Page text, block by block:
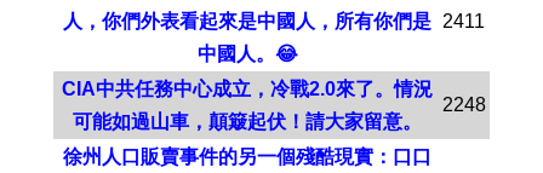
人，你們外表看起來是中國人，所有你們是
中國人。😂
2411
CIA中共任務中心成立，冷戰2.0來了。情況
可能如過山車，顛簸起伏！請大家留意。
2248
徐州人口販賣事件的另一個殘酷現實：口口